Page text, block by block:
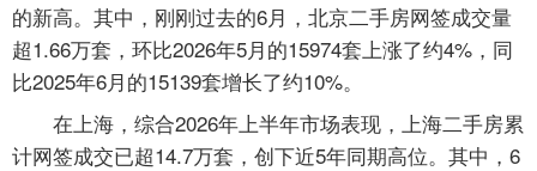
的新高。其中，刚刚过去的6月，北京二手房网签成交量
超1.66万套，环比2026年5月的15974套上涨了约4%，同
比2025年6月的15139套增长了约10%。
在上海，综合2026年上半年市场表现，上海二手房累
计网签成交已超14.7万套，创下近5年同期高位。其中，6